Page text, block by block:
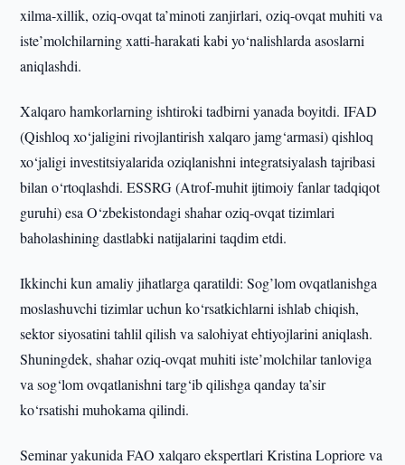
xilma-xillik, oziq-ovqat ta’minoti zanjirlari, oziq-ovqat muhiti va
iste’molchilarning xatti-harakati kabi yo‘nalishlarda asoslarni
aniqlashdi.
Xalqaro hamkorlarning ishtiroki tadbirni yanada boyitdi. IFAD
(Qishloq xo‘jaligini rivojlantirish xalqaro jamg‘armasi) qishloq
xo‘jaligi investitsiyalarida oziqlanishni integratsiyalash tajribasi
bilan o‘rtoqlashdi. ESSRG (Atrof-muhit ijtimoiy fanlar tadqiqot
guruhi) esa O‘zbekistondagi shahar oziq-ovqat tizimlari
baholashining dastlabki natijalarini taqdim etdi.
Ikkinchi kun amaliy jihatlarga qaratildi: Sog’lom ovqatlanishga
moslashuvchi tizimlar uchun ko‘rsatkichlarni ishlab chiqish,
sektor siyosatini tahlil qilish va salohiyat ehtiyojlarini aniqlash.
Shuningdek, shahar oziq-ovqat muhiti iste’molchilar tanloviga
va sog‘lom ovqatlanishni targ‘ib qilishga qanday ta’sir
ko‘rsatishi muhokama qilindi.
Seminar yakunida FAO xalqaro ekspertlari Kristina Lopriore va